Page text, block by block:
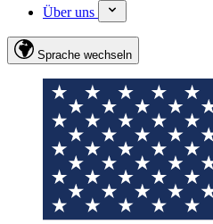
Über uns
Sprache wechseln